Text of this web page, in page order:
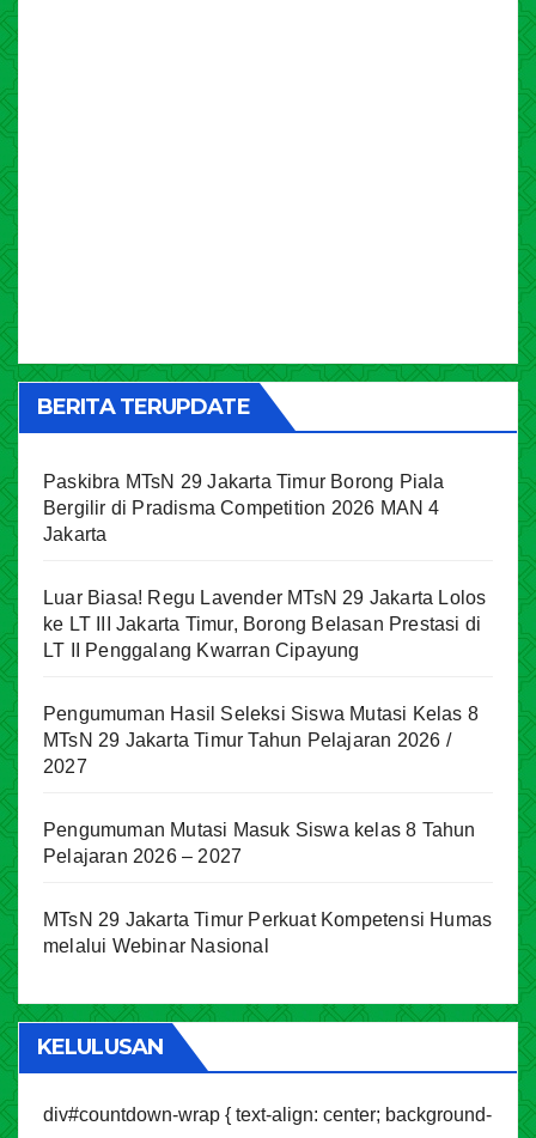
BERITA TERUPDATE
Paskibra MTsN 29 Jakarta Timur Borong Piala
Bergilir di Pradisma Competition 2026 MAN 4
Jakarta
Luar Biasa! Regu Lavender MTsN 29 Jakarta Lolos
ke LT III Jakarta Timur, Borong Belasan Prestasi di
LT II Penggalang Kwarran Cipayung
Pengumuman Hasil Seleksi Siswa Mutasi Kelas 8
MTsN 29 Jakarta Timur Tahun Pelajaran 2026 /
2027
Pengumuman Mutasi Masuk Siswa kelas 8 Tahun
Pelajaran 2026 – 2027
MTsN 29 Jakarta Timur Perkuat Kompetensi Humas
melalui Webinar Nasional
KELULUSAN
div#countdown-wrap { text-align: center; background-